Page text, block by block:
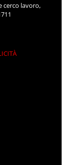
cerco lavoro,